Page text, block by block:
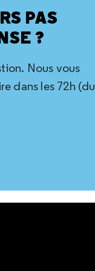
PAS
?
Nous vous
dans les 72h (du